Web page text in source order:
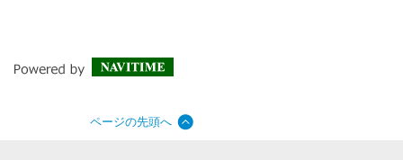
ページの先頭へ